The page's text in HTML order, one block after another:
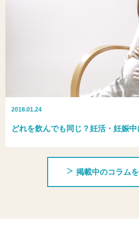
2018.01.24
どれを飲んでも同じ？妊活・妊娠
掲載中のコラム